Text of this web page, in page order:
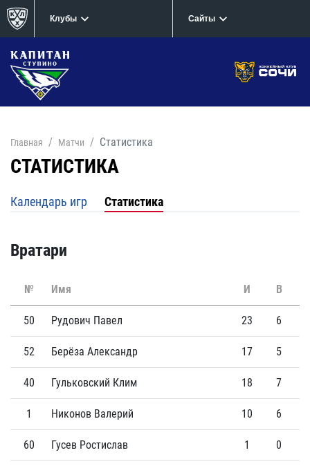
Клубы Сайты
Главная Матчи Статистика
СТАТИСТИКА
Календарь игр Статистика
Вратари
№ Имя И В
50 Рудович Павел 23 6
52 Берёза Александр 17 5
40 Гульковский Клим 18 7
1 Никонов Валерий 10 6
60 Гусев Ростислав 1 0